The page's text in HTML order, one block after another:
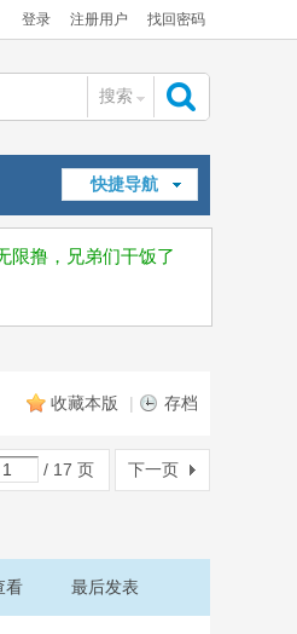
登录 注册用户 找回密码
搜索
索
快捷导航
限撸，兄弟们干饭了
收藏本版 | 存档
/ 17 页 下一页
看 最后发表